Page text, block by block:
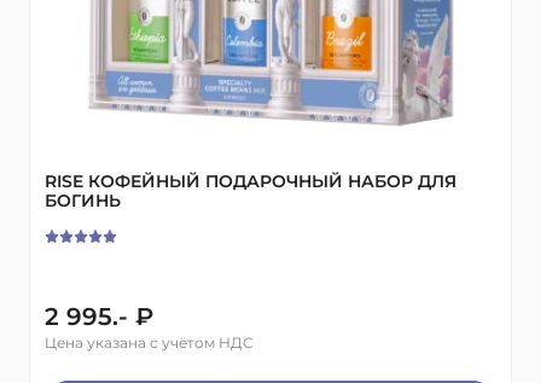
RISE КОФЕЙНЫЙ ПОДАРОЧНЫЙ НАБОР ДЛЯ
БОГИНЬ
2 995.- ₽
Цена указана с учётом НДС